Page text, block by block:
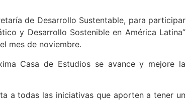
de Desarrollo Sustentable, para participar
y Desarrollo Sostenible en América Latina”
mes de noviembre.
Casa de Estudios se avance y mejore la
a todas las iniciativas que aporten a tener un